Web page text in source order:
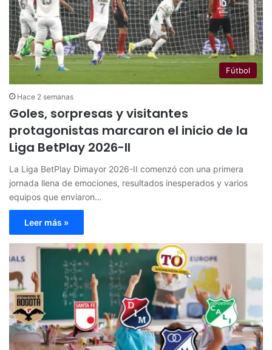
Fútbol
Hace 2 semanas
Goles, sorpresas y visitantes
protagonistas marcaron el inicio de la
Liga BetPlay 2026-II
La Liga BetPlay Dimayor 2026-II comenzó con una primera
jornada llena de emociones, resultados inesperados y varios
equipos que enviaron…
Leer más »